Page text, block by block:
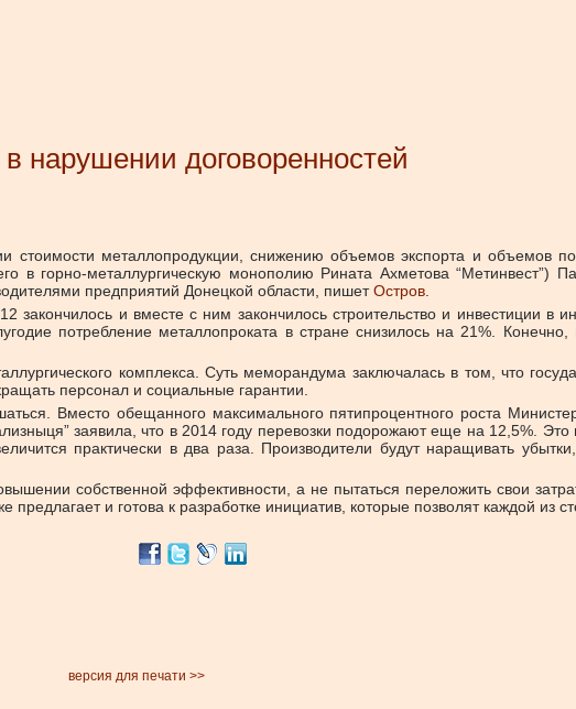
нарушении договоренностей
стоимости металлопродукции, снижению объемов экспорта и объемов
в горно-металлургическую монополию Рината Ахметова “Метинвест”)
предприятий Донецкой области, пишетОстров
и вместе с ним закончилось строительство и инвестиции в
потребление металлопроката в стране снизилось на 21%.
комплекса. Суть меморандума заключалась в том, что
персонал и социальные гарантии.
Вместо обещанного максимального пятипроцентного роста
заявила, что в 2014 году перевозки подорожают еще на 12,5%. Это
практически в два раза. Производители будут наращивать
собственной эффективности, а не пытаться переложить свои
и готова к разработке инициатив, которые позволят каждой из
версия для печати >>